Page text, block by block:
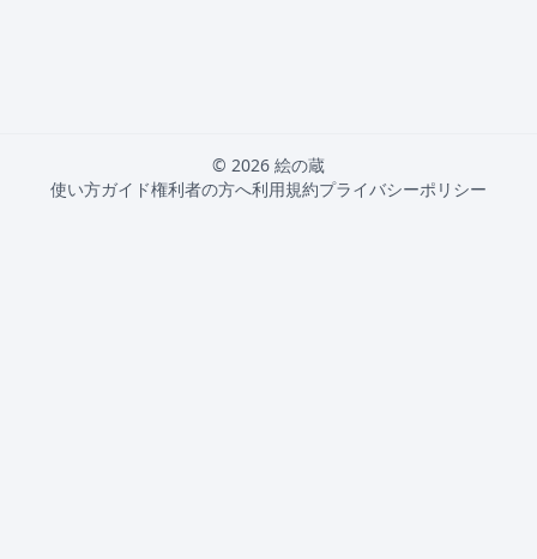
© 2026 絵の蔵
使い方ガイド権利者の方へ利用規約プライバシーポリシー